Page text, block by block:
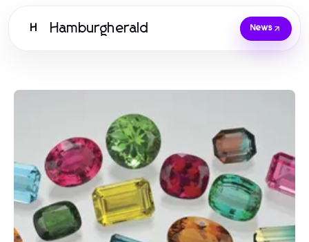
H Hamburgherald News